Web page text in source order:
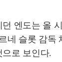
엔도는 올
네 슬롯 감독
로 보인다.